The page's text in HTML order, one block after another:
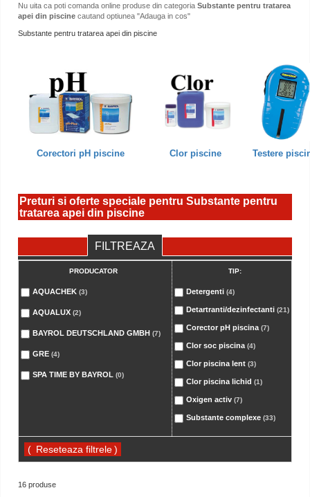
Nu uita ca poti comanda online produse din categoria Substante pentru tratarea
apei din piscine cautand optiunea "Adauga in cos"
Substante pentru tratarea apei din piscine
Corectori pH piscine Clor piscine Testere
Preturi si oferte speciale pentru Substante pentru
tratarea apei din piscine
FILTREAZA
PRODUCATOR
AQUACHEK (3)
AQUALUX (2)
BAYROL DEUTSCHLAND GMBH (7)
GRE (4)
SPA TIME BY BAYROL (0)
TIP:
Detergenti (4)
Detartranti/dezinfectanti (21)
Corector pH piscina (7)
Clor soc piscina (4)
Clor piscina lent (3)
Clor piscina lichid (1)
Oxigen activ (7)
Substante complexe (33)
( )
16 produse